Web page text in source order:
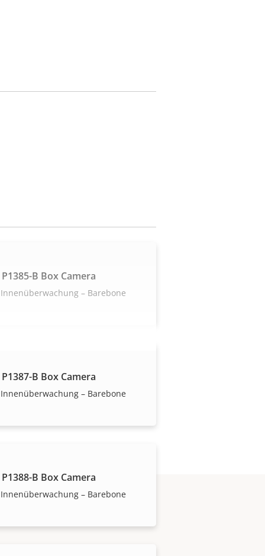
P1385-B Box Camera
– Barebone
P1387-B Box Camera
Innenüberwachung – Barebone
P1388-B Box Camera
– Barebone